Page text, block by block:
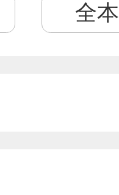
全